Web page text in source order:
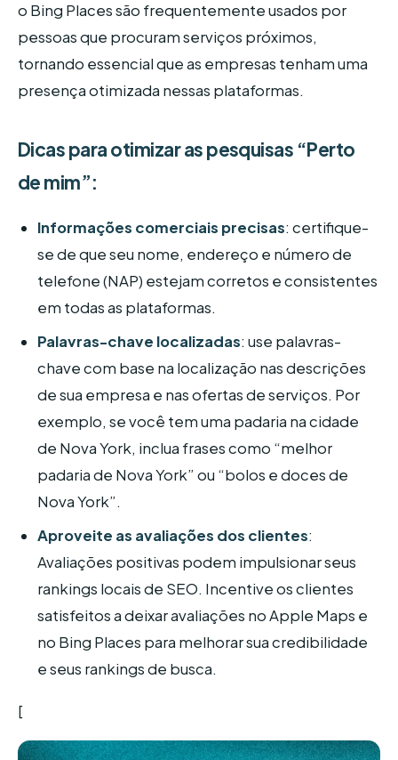
o Bing Places são frequentemente usados por
pessoas que procuram serviços próximos,
tornando essencial que as empresas tenham uma
presença otimizada nessas plataformas.
Dicas para otimizar as pesquisas “Perto
de mim”:
Informações comerciais precisas: certifique-
se de que seu nome, endereço e número de
telefone (NAP) estejam corretos e consistentes
em todas as plataformas.
Palavras-chave localizadas: use palavras-
chave com base na localização nas descrições
de sua empresa e nas ofertas de serviços. Por
exemplo, se você tem uma padaria na cidade
de Nova York, inclua frases como “melhor
padaria de Nova York” ou “bolos e doces de
Nova York”.
Aproveite as avaliações dos clientes:
Avaliações positivas podem impulsionar seus
rankings locais de SEO. Incentive os clientes
satisfeitos a deixar avaliações no Apple Maps e
no Bing Places para melhorar sua credibilidade
e seus rankings de busca.
[